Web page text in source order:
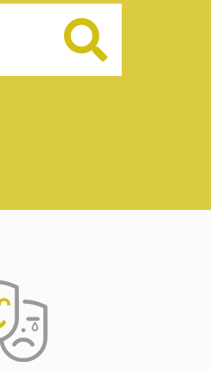
Buscar